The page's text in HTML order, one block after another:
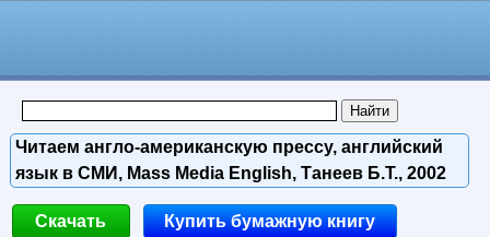
Читаем англо-американскую прессу, английский
язык в СМИ, Mass Media English, Танеев Б.Т., 2002
Скачать Купить бумажную книгу